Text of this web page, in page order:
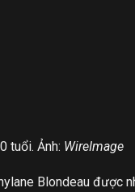
tuổi. Ảnh: WireImage
Blondeau được